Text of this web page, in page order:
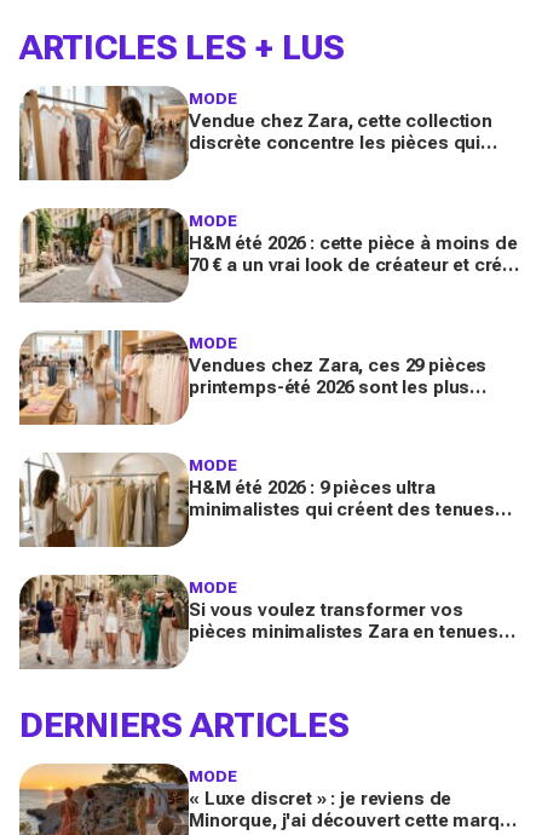
ARTICLES LES + LUS
MODE
Vendue chez Zara, cette collection
discrète concentre les pièces qui
MODE
H&M été 2026 : cette pièce à moins de
70 € a un vrai look de créateur et crée
MODE
Vendues chez Zara, ces 29 pièces
printemps-été 2026 sont les plus
MODE
H&M été 2026 : 9 pièces ultra
minimalistes qui créent des tenues
MODE
Si vous voulez transformer vos
pièces minimalistes Zara en tenues
DERNIERS ARTICLES
MODE
« Luxe discret » : je reviens de
Minorque, j'ai découvert cette marque